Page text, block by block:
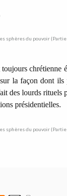
chrétienne
la façon dont ils
des lourds rituels
présidentielles.